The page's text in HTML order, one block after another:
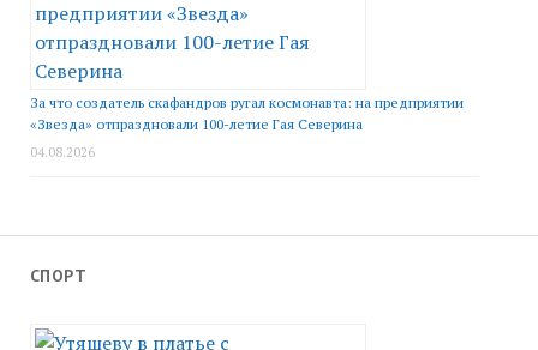
За что создатель скафандров ругал космонавта: на предприятии
«Звезда» отпраздновали 100-летие Гая Северина
04.08.2026
СПОРТ